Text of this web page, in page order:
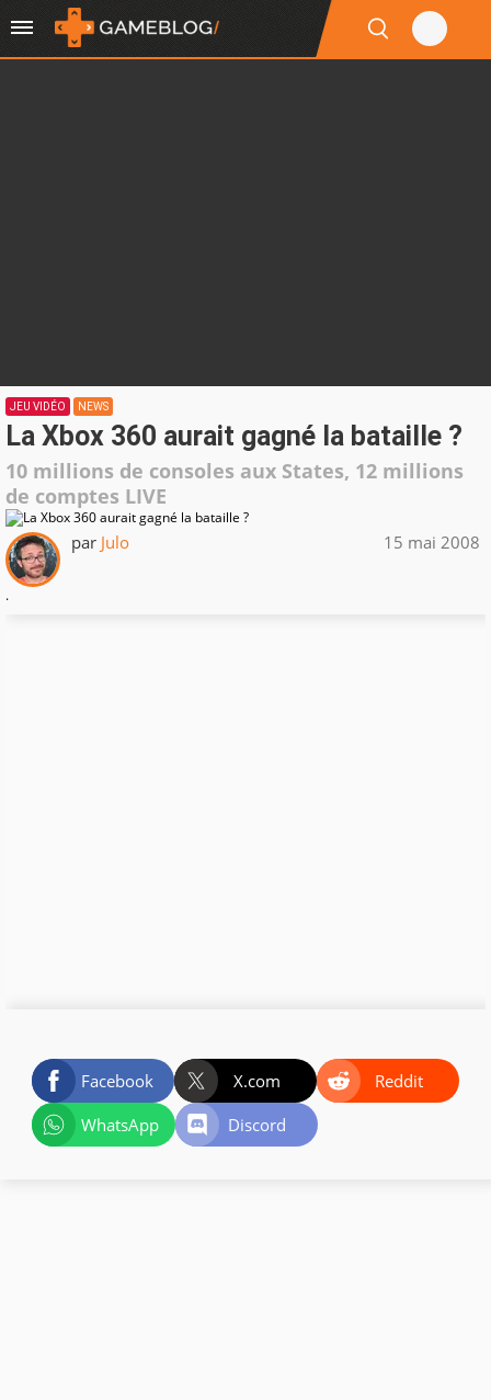
JEU VIDÉO NEWS
La Xbox 360 aurait gagné la bataille ?
10 millions de consoles aux States, 12 millions
de comptes LIVE
par Julo 15 mai 2008
.
Facebook X.com
Reddit
WhatsApp
Discord